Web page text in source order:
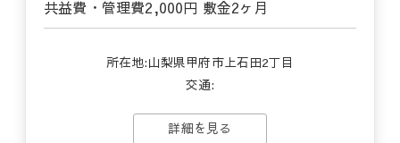
共益費・管理費2,000円 敷金2ヶ月
所在地:山梨県甲府市上石田2丁目
交通:
詳細を見る